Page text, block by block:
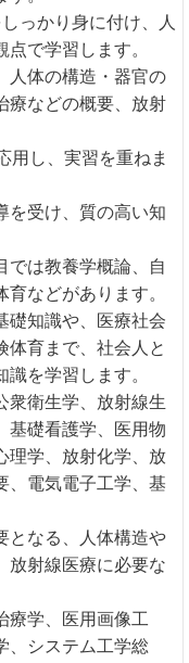
っかり身に付け、人
で学習します。
人体の構造・器官の
療などの概要、放射
用し、実習を重ねま
を受け、質の高い知
では教養学概論、自
などがあります。
礎知識や、医療社会
体育まで、社会人と
を学習します。
衆衛生学、放射線生
基礎看護学、医用物
理学、放射化学、放
、電気電子工学、基
となる、人体構造や
放射線医療に必要な
療学、医用画像工
、システム工学総